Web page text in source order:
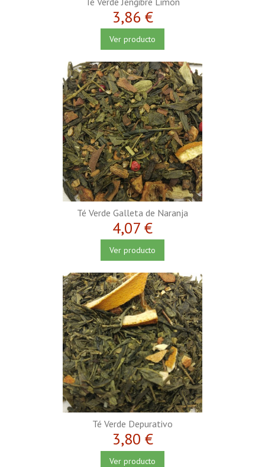
3,86 €
Ver producto
Té Verde Galleta de Naranja
4,07 €
Ver producto
Té Verde Depurativo
3,80 €
Ver producto